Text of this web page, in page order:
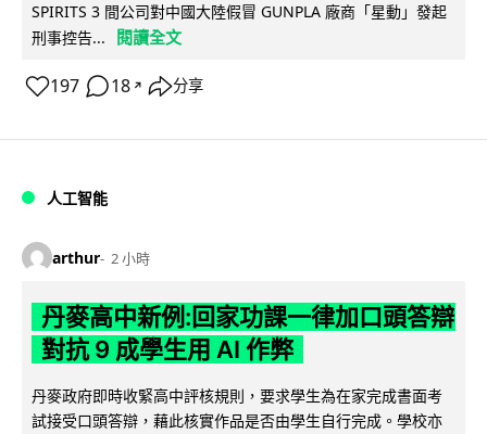
SPIRITS 3 間公司對中國大陸假冒 GUNPLA 廠商「星動」發起
刑事控告...
閱讀全文
197 18 ↗ 分享
人工智能
arthur 2 小時
丹麥高中新例:回家功課一律加口頭答辯
對抗 9 成學生用 AI 作弊
丹麥政府即時收緊高中評核規則，要求學生為在家完成書面考
試接受口頭答辯，藉此核實作品是否由學生自行完成。學校亦